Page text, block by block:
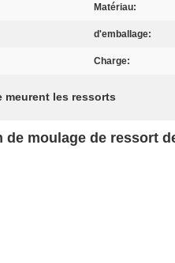
Matériau:
d'emballage:
Charge:
meurent les ressorts
moulage de ressort